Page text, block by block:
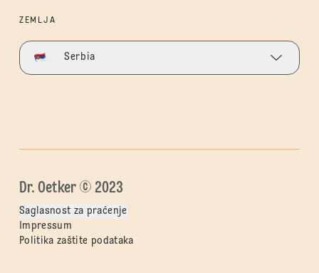
ZEMLJA
Serbia
Dr. Oetker © 2023
Saglasnost za praćenje
Impressum
Politika zaštite podataka